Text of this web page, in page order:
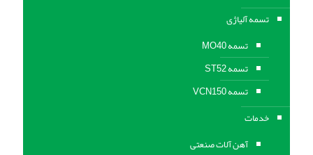
تسمه آلیاژی
تسمه MO40
تسمه ST52
تسمه VCN150
خدمات
آهن آلات صنعتی